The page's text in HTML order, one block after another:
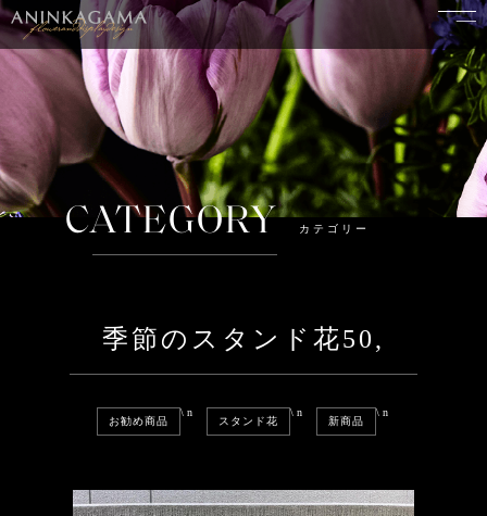
CATEGORY カテゴリー
季節のスタンド花50,
お勧め商品
\n
スタンド花
\n
新商品
\n